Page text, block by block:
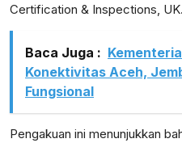
Certification & Inspections, UK.
Baca Juga :
Konektivitas Aceh,
Fungsional
Pengakuan ini menunjukkan